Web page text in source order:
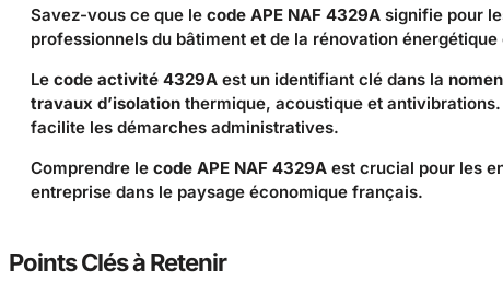
Savez-vous ce que le code APE NAF 4329A signifie pour
professionnels du bâtiment et de la rénovation énergétique
Le code activité 4329A est un identifiant clé dans la
travaux d’isolation thermique, acoustique et
facilite les démarches administratives.
Comprendre le code APE NAF 4329A est crucial pour les
entreprise dans le paysage économique français.
Points Clés à Retenir